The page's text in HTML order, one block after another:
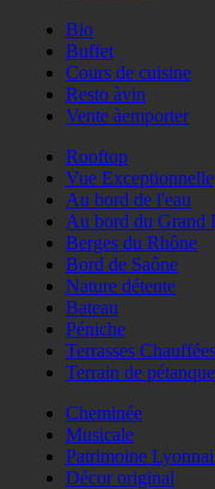
Bio
Buffet
Cours de cuisine
Resto àvin
Vente àemporter
Rooftop
Vue Exceptionnelle
Au bord de l'eau
Au bord du Grand
Berges du Rhône
Bord de Saône
Nature détente
Bateau
Péniche
Terrasses Chauffées
Terrain de pétanque
Cheminée
Musicale
Patrimoine
Décor original